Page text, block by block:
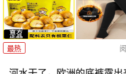
最热